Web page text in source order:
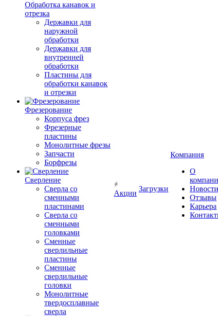
Обработка канавок и
отрезка
Державки для
наружной
обработки
Державки для
внутренней
обработки
Пластины для
обработки канавок
и отрезки
Фрезерование
Корпуса фрез
Фрезерные
пластины
Монолитные фрезы
Запчасти
Борфрезы
Сверление
Сверла со
сменными
пластинами
Сверла со
сменными
головками
Сменные
сверлильные
пластины
Сменные
сверлильные
головки
Монолитные
твердосплавные
сверла
Акции
Загрузки
Компания
О
Новости
Отзывы
Карьера